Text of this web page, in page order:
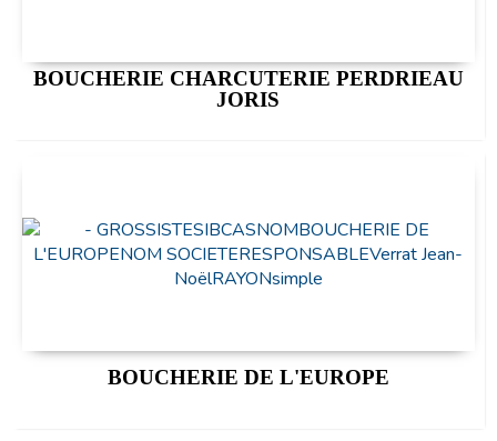
BOUCHERIE CHARCUTERIE PERDRIEAU
JORIS
BOUCHERIE DE L'EUROPE